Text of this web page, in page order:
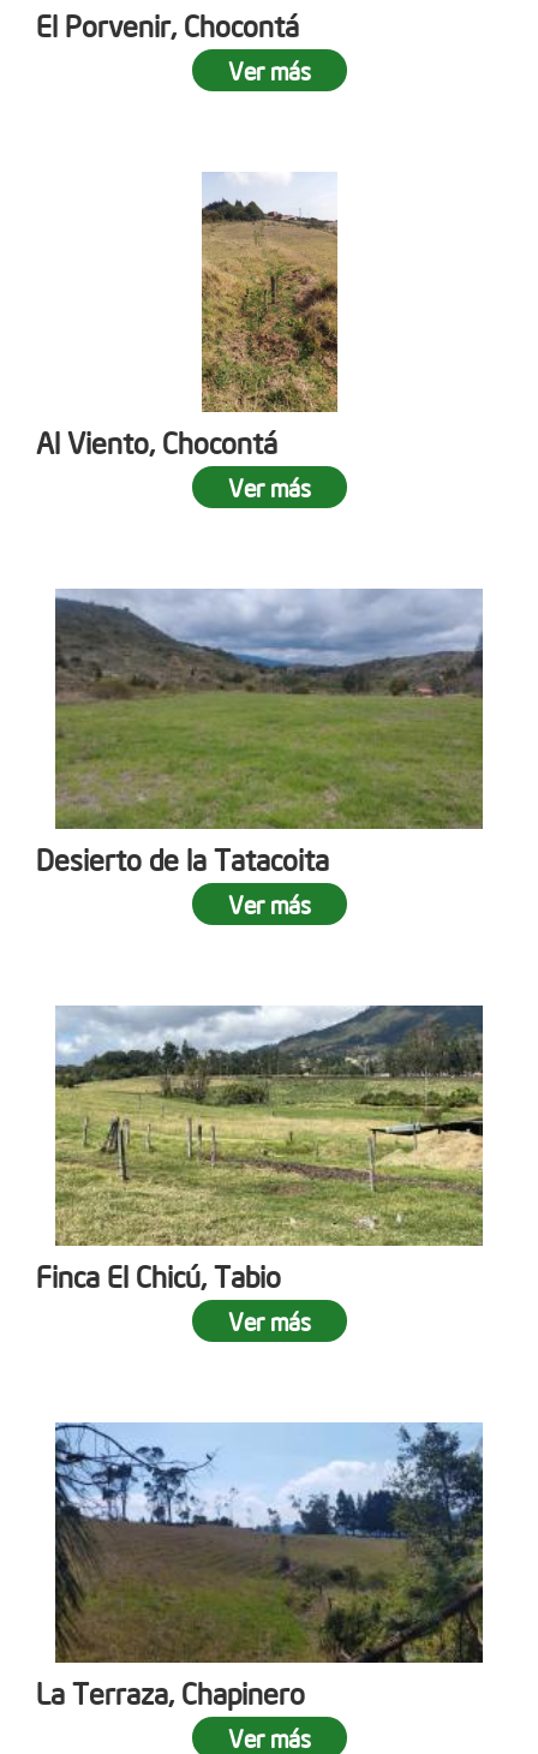
El Porvenir, Chocontá
Ver más
Al Viento, Chocontá
Ver más
Desierto de la Tatacoita
Ver más
Finca El Chicú, Tabio
Ver más
La Terraza, Chapinero
Ver más